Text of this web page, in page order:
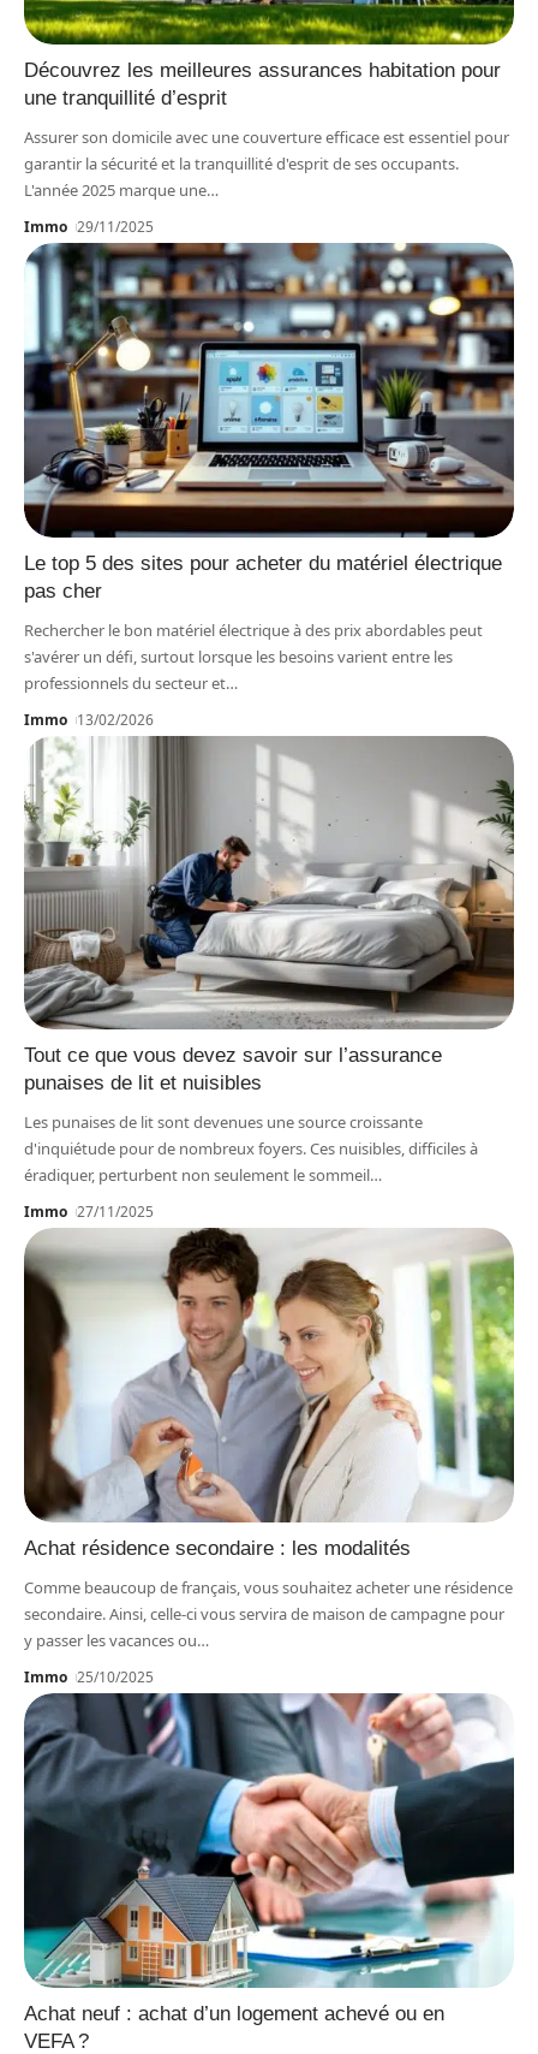
Découvrez les meilleures assurances habitation pour
une tranquillité d’esprit
Assurer son domicile avec une couverture efficace est essentiel pour
garantir la sécurité et la tranquillité d'esprit de ses occupants.
L'année 2025 marque une…
Immo 29/11/2025
Le top 5 des sites pour acheter du matériel électrique
pas cher
Rechercher le bon matériel électrique à des prix abordables peut
s'avérer un défi, surtout lorsque les besoins varient entre les
professionnels du secteur et…
Immo 13/02/2026
Tout ce que vous devez savoir sur l’assurance
punaises de lit et nuisibles
Les punaises de lit sont devenues une source croissante
d'inquiétude pour de nombreux foyers. Ces nuisibles, difficiles à
éradiquer, perturbent non seulement le sommeil…
Immo 27/11/2025
Achat résidence secondaire : les modalités
Comme beaucoup de français, vous souhaitez acheter une résidence
secondaire. Ainsi, celle-ci vous servira de maison de campagne pour
y passer les vacances ou…
Immo 25/10/2025
Achat neuf : achat d’un logement achevé ou en
VEFA ?